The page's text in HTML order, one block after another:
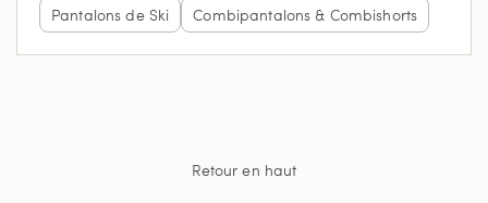
Pantalons de Ski
Combipantalons & Combishorts
Retour en haut